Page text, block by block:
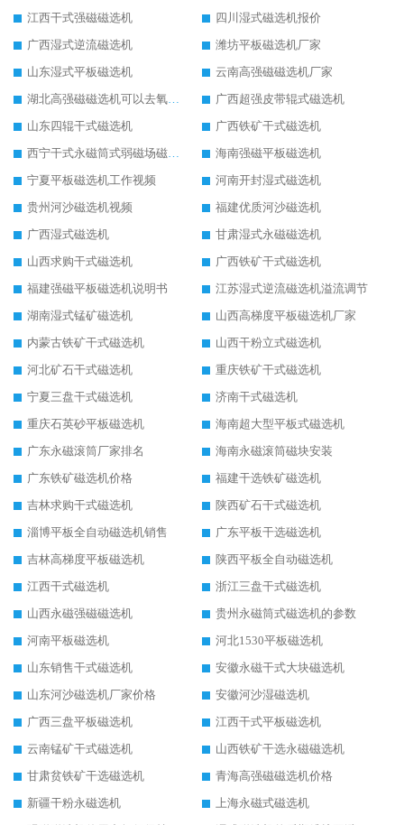
江西干式强磁磁选机
四川湿式磁选机报价
广西湿式逆流磁选机
潍坊平板磁选机厂家
山东湿式平板磁选机
云南高强磁磁选机厂家
湖北高强磁磁选机可以去氧化铝
广西超强皮带辊式磁选机
山东四辊干式磁选机
广西铁矿干式磁选机
西宁干式永磁筒式弱磁场磁选机结构图
海南强磁平板磁选机
宁夏平板磁选机工作视频
河南开封湿式磁选机
贵州河沙磁选机视频
福建优质河沙磁选机
广西湿式磁选机
甘肃湿式永磁磁选机
山西求购干式磁选机
广西铁矿干式磁选机
福建强磁平板磁选机说明书
江苏湿式逆流磁选机溢流调节
湖南湿式锰矿磁选机
山西高梯度平板磁选机厂家
内蒙古铁矿干式磁选机
山西干粉立式磁选机
河北矿石干式磁选机
重庆铁矿干式磁选机
宁夏三盘干式磁选机
济南干式磁选机
重庆石英砂平板磁选机
海南超大型平板式磁选机
广东永磁滚筒厂家排名
海南永磁滚筒磁块安装
广东铁矿磁选机价格
福建干选铁矿磁选机
吉林求购干式磁选机
陕西矿石干式磁选机
淄博平板全自动磁选机销售
广东平板干选磁选机
吉林高梯度平板磁选机
陕西平板全自动磁选机
江西干式磁选机
浙江三盘干式磁选机
山西永磁强磁磁选机
贵州永磁筒式磁选机的参数
河南平板磁选机
河北1530平板磁选机
山东销售干式磁选机
安徽永磁干式大块磁选机
山东河沙磁选机厂家价格
安徽河沙湿磁选机
广西三盘平板磁选机
江西干式平板磁选机
云南锰矿干式磁选机
山西铁矿干选永磁磁选机
甘肃贫铁矿干选磁选机
青海高强磁磁选机价格
新疆干粉永磁选机
上海永磁式磁选机